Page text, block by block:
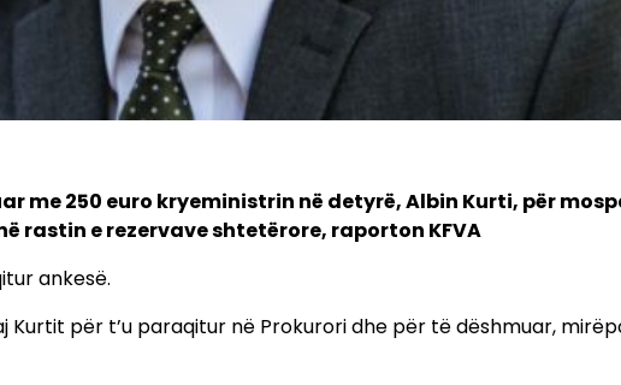
me 250 euro kryeministrin në detyrë, Albin Kurti, për
rastin e rezervave shtetërore, raporton KFVA
ankesë.
për t’u paraqitur në Prokurori dhe për të dëshmuar,